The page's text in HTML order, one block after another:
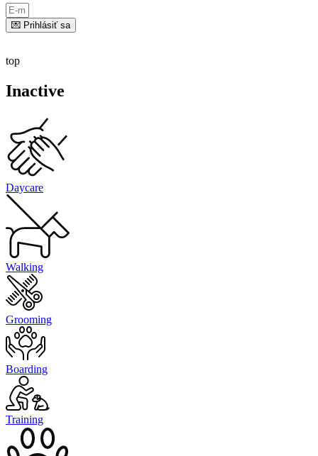
💌 Prihlásiť sa
top
Inactive
Daycare
Walking
Grooming
Boarding
Training